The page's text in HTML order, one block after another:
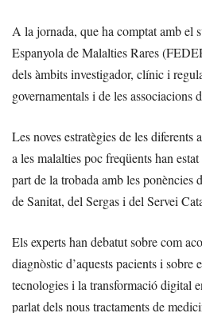
A la jornada, que ha comptat amb el
Espanyola de Malalties Rares
dels àmbits investigador, clínic i
governamentals i de les associacions
Les noves estratègies de les
a les malalties poc freqüents han
part de la trobada amb les ponències
de Sanitat, del Sergas i del Servei
Els experts han debatut sobre com
diagnòstic d’aquests pacients i sobre
tecnologies i la transformació digital
parlat dels nous tractaments de